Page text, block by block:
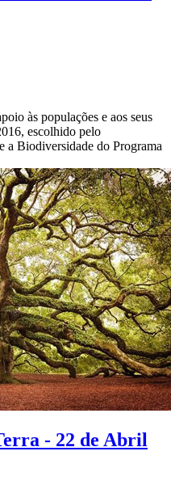
às populações e aos seus
escolhido pelo
a Biodiversidade do Programa
- 22 de Abril